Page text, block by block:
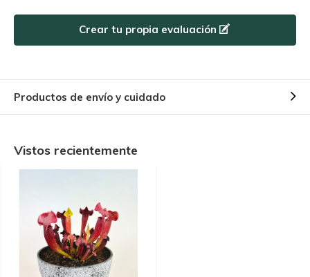
Crear tu propia evaluación
Productos de envío y cuidado
Vistos recientemente